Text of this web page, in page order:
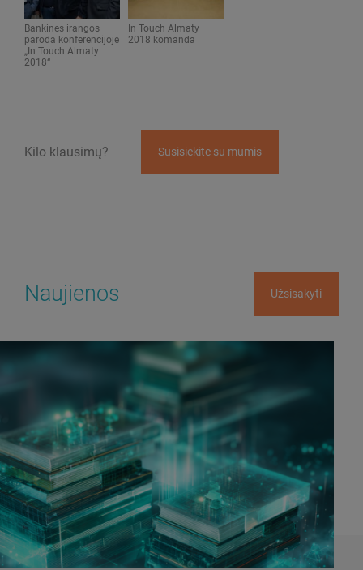
Bankines irangos
paroda konferencijoje
„In Touch Almaty
2018“
In Touch Almaty
2018 komanda
Kilo klausimų? Susisiekite su mumis
Naujienos Užsisakyti